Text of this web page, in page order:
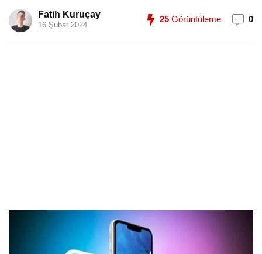
Fatih Kuruçay
16 Şubat 2024
25 Görüntüleme 0